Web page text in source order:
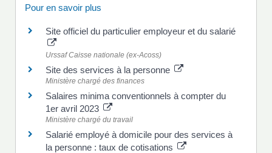
Pour en savoir plus
Site officiel du particulier employeur et du salarié
Urssaf Caisse nationale (ex-Acoss)
Site des services à la personne
Ministère chargé des finances
Salaires minima conventionnels à compter du
1er avril 2023
Ministère chargé du travail
Salarié employé à domicile pour des services à
la personne : taux de cotisations